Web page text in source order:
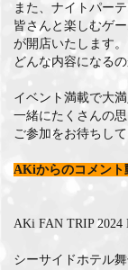
また、ナイトパー
皆さんと楽しむゲ
が開店いたします。
どんな内容になる
イベント満載で大
一緒にたくさんの
ご参加をお待ちして
AKiからのコメント
AKi FAN TRIP 2024
シーサイドホテル